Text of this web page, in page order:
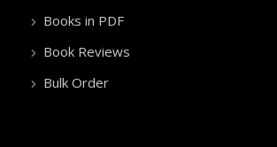
Books in PDF
Book Reviews
Bulk Order